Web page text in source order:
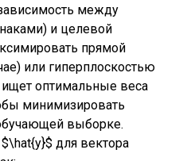
между
и целевой
прямой
или гиперплоскостью
оптимальные веса
минимизировать
выборке.
для вектора